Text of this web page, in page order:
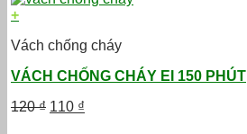
+
Vách chống cháy
VÁCH CHỐNG CHÁY EI 150 PHÚT
120₫ Giá
110 ₫